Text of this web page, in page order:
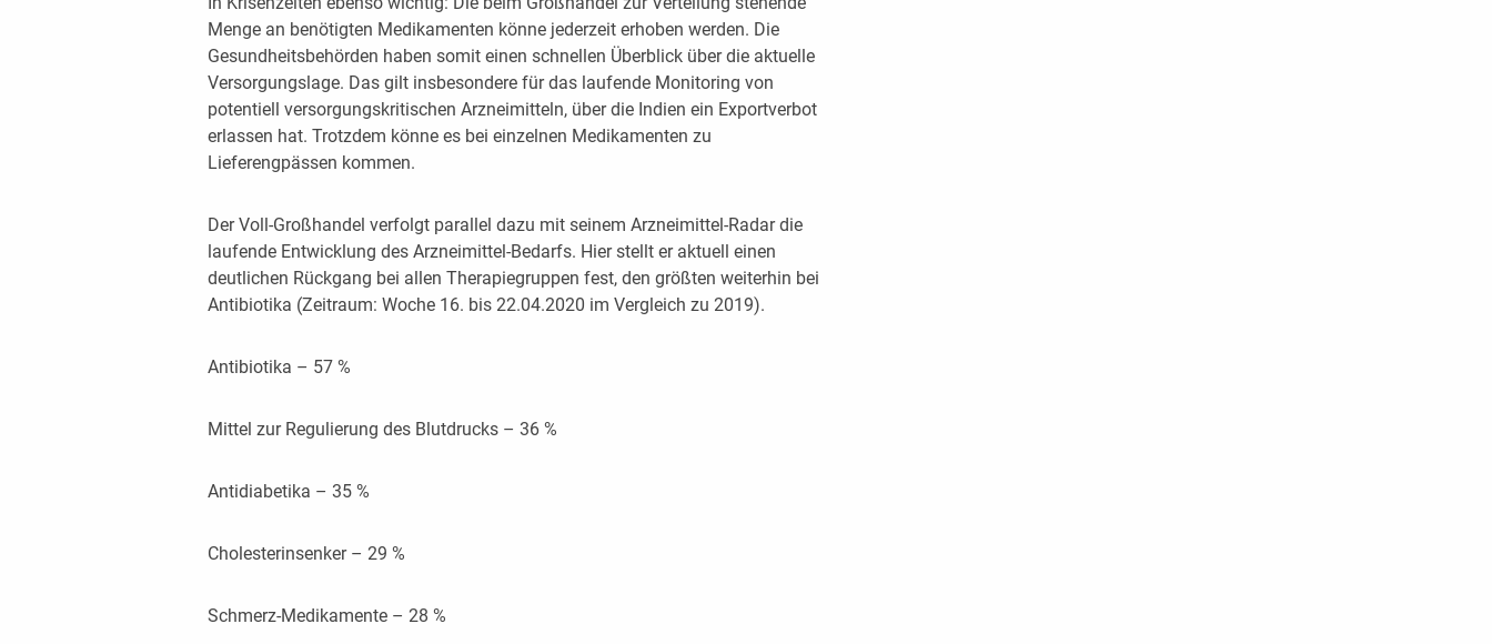
Menge an benötigten Medikamenten könne jederzeit erhoben werden. Die
Gesundheitsbehörden haben somit einen schnellen Überblick über die aktuelle
Versorgungslage. Das gilt insbesondere für das laufende Monitoring von
potentiell versorgungskritischen Arzneimitteln, über die Indien ein Exportverbot
erlassen hat. Trotzdem könne es bei einzelnen Medikamenten zu
Lieferengpässen kommen.
Der Voll-Großhandel verfolgt parallel dazu mit seinem Arzneimittel-Radar die
laufende Entwicklung des Arzneimittel-Bedarfs. Hier stellt er aktuell einen
deutlichen Rückgang bei allen Therapiegruppen fest, den größten weiterhin bei
Antibiotika (Zeitraum: Woche 16. bis 22.04.2020 im Vergleich zu 2019).
Antibiotika – 57 %
Mittel zur Regulierung des Blutdrucks – 36 %
Antidiabetika – 35 %
Cholesterinsenker – 29 %
Schmerz-Medikamente – 28 %